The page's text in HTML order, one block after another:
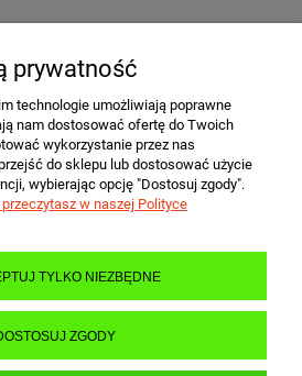
POMOC
KONTO
I DOSTAWA
INFORMACJE
prywatność
technologie umożliwiają poprawne
nam dostosować ofertę do Twoich
wykorzystanie przez nas
do sklepu lub dostosować użycie
wybierając opcję "Dostosuj zgody".
w naszej Polityce
TYLKO NIEZBĘDNE
ZGODY